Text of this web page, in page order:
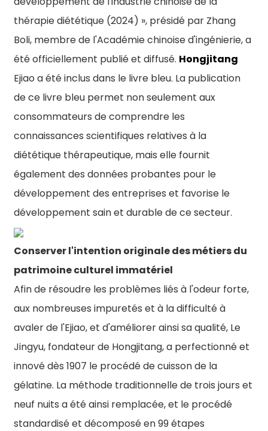
thérapie diététique (2024) », présidé par Zhang
Boli, membre de l'Académie chinoise d'ingénierie, a
été officiellement publié et diffusé. Hongjitang
Ejiao a été inclus dans le livre bleu. La publication
de ce livre bleu permet non seulement aux
consommateurs de comprendre les
connaissances scientifiques relatives à la
diététique thérapeutique, mais elle fournit
également des données probantes pour le
développement des entreprises et favorise le
développement sain et durable de ce secteur.
Conserver l'intention originale des métiers du
patrimoine culturel immatériel
Afin de résoudre les problèmes liés à l'odeur forte,
aux nombreuses impuretés et à la difficulté à
avaler de l'Ejiao, et d'améliorer ainsi sa qualité, Le
Jingyu, fondateur de Hongjitang, a perfectionné et
innové dès 1907 le procédé de cuisson de la
gélatine. La méthode traditionnelle de trois jours et
neuf nuits a été ainsi remplacée, et le procédé
standardisé et décomposé en 99 étapes